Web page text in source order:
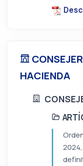
HACIENDA